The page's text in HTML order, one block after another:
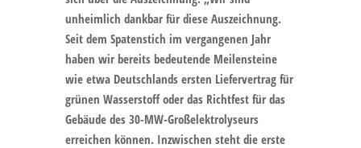
unheimlich dankbar für diese Auszeichnung.
Seit dem Spatenstich im vergangenen Jahr
haben wir bereits bedeutende Meilensteine
wie etwa Deutschlands ersten Liefervertrag für
grünen Wasserstoff oder das Richtfest für das
Gebäude des 30-MW-Großelektrolyseurs
erreichen können. Inzwischen steht die erste